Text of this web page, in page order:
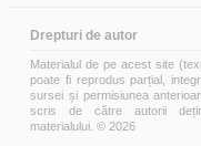
Drepturi de autor
Materialul de pe acest site
poate fi reprodus parțial,
sursei și permisiunea
scris de către autorii
materialului. © 2026